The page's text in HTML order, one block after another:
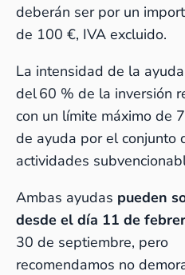
deberán ser por un
de 100 €, IVA excluido.
La intensidad de la
del 60 % de la inversión
con un límite máximo de
de ayuda por el conjunto
actividades
Ambas ayudas pueden
desde el día 11 de
30 de septiembre, pero
recomendamos no